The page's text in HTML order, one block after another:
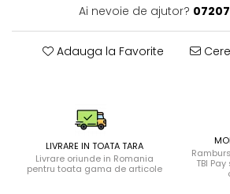
Ai nevoie de ajutor?
Adauga la Favorite
LIVRARE IN TOATA TARA
Livrare oriunde in Romania
pentru toata gama de articole
TBI